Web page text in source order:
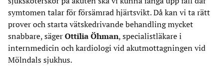
symtomen talar för försämrad hjärtsvikt. Då kan vi ta rätt
prover och starta vätskedrivande behandling mycket
snabbare, säger Ottilia Öhman, specialistläkare i
internmedicin och kardiologi vid akutmottagningen vid
Mölndals sjukhus.